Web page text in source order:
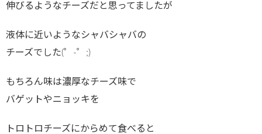
伸びるようなチーズだと思ってましたが
液体に近いようなシャバシャバの
チーズでした(゜-゜;)
もちろん味は濃厚なチーズ味で
バゲットやニョッキを
トロトロチーズにからめて食べると